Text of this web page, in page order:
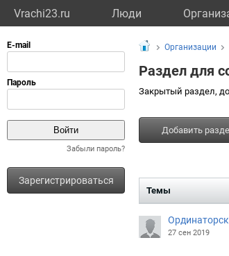
Vrachi23.ru Люди
Забыли пароль?
Зарегистрироваться
Организации
Раздел для
Закрытый раздел,
Добавить
Темы
27 сен 2019